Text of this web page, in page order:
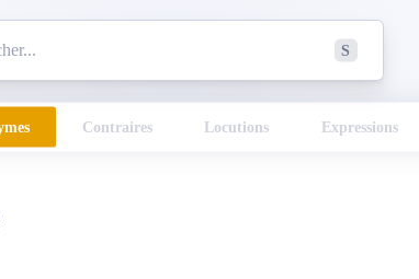
S
Contraires Locutions Expressions